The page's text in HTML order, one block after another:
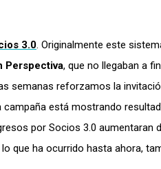
3.0. Originalmente este
Perspectiva, que no llegaban a
semanas reforzamos la
está mostrando
por Socios 3.0 aumentaran
que ha ocurrido hasta ahora,